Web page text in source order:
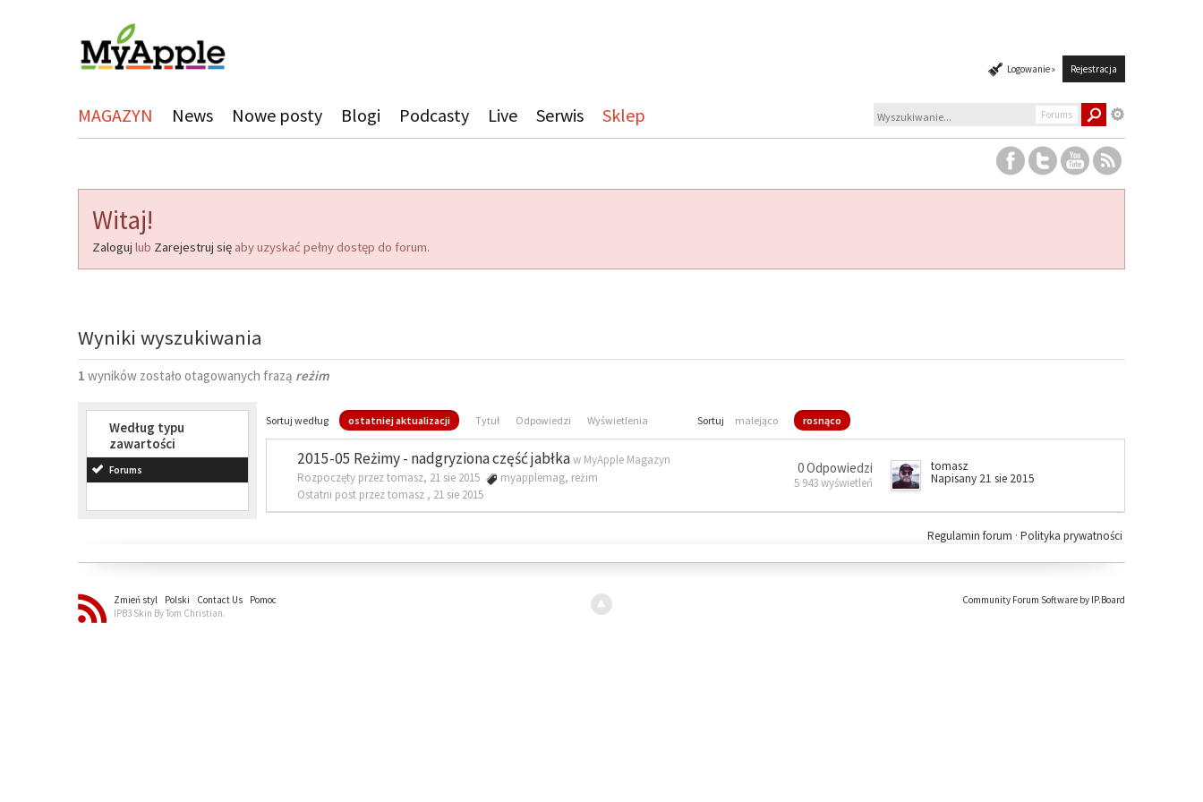
Logowanie » Rejestracja
MAGAZYN News Nowe posty Blogi Podcasty Live Serwis Sklep Forums
Witaj!
Zaloguj lub Zarejestruj się aby uzyskać pełny dostęp do forum.
Wyniki wyszukiwania
1 wyników zostało otagowanych frazą reżim
Według typu
zawartości
Forums
Sortuj według ostatniej aktualizacji Tytuł Odpowiedzi Wyświetlenia Sortuj malejąco rosnąco
2015-05 Reżimy - nadgryziona część jabłkaw MyApple Magazyn
Rozpoczęty przez tomasz, 21 sie 2015
myapplemag, reżim
Ostatni post przez tomasz , 21 sie 2015
0 Odpowiedzi
5 943 wyświetleń
tomasz
Napisany 21 sie 2015
Polityka prywatności
Regulamin forum ·
Zmień styl Polski Contact Us
Pomoc
IPB3 Skin By Tom Christian.
Community Forum Software by IP.Board